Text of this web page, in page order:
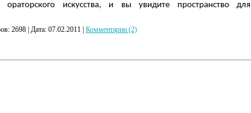
искусства, и вы увидите пространство для
2698 | Дата: 07.02.2011 Комментарии (2)